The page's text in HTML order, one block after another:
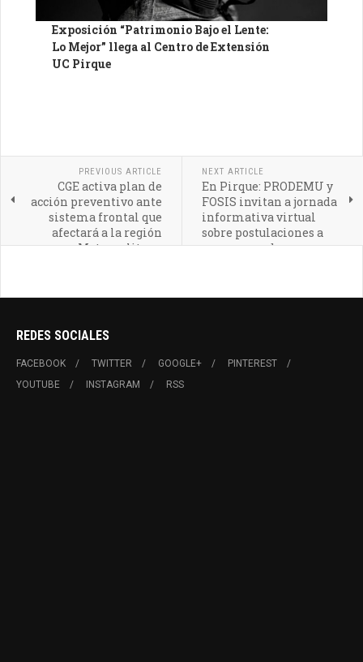
Exposición “Patrimonio Bajo el Lente:
Lo Mejor” llega al Centro de Extensión
UC Pirque
PREVIOUS ARTICLE
CGE activa plan de
acción preventivo ante
sistema frontal que
afectará a la región
Metropolitana
NEXT ARTICLE
En Pirque: PRODEMU y
FOSIS invitan a jornada
informativa virtual
sobre postulaciones a
programas de apoyo
REDES SOCIALES
FACEBOOK TWITTER GOOGLE+
PINTEREST
YOUTUBE
INSTAGRAM RSS